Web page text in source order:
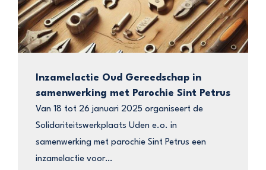
Inzamelactie Oud Gereedschap in
samenwerking met Parochie Sint Petrus
Van 18 tot 26 januari 2025 organiseert de
Solidariteitswerkplaats Uden e.o. in
samenwerking met parochie Sint Petrus een
inzamelactie voor…